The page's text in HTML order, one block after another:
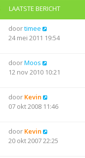
LAATSTE BERICHT
doortimee
24 mei 2011 19:54
doorMoos
12 nov 2010 10:21
door Kevin
07 okt 2008 11:46
door Kevin
20 okt 2007 22:25